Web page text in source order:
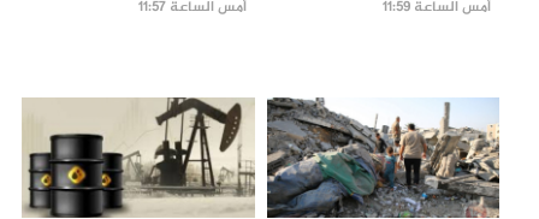
أمس الساعة 11:59
أمس الساعة 11:57